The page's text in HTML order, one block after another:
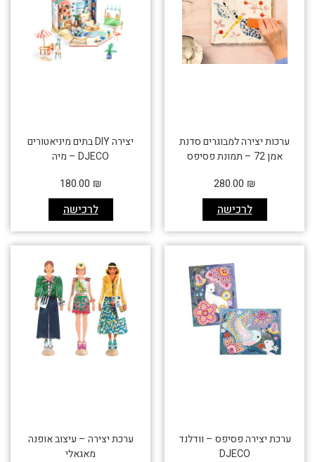
ערכות יצירה למבוגרים סדנת
אמן 72 – תמונת פסיפס
לרכישה
280.00 ₪
יצירה DIY בתים מיניאטורים
DJECO – מיה
לרכישה
180.00 ₪
ערכת יצירה פסיפס – וודלנד
DJECO
ערכת יצירה – עיצוב אופנה
מאגאלי